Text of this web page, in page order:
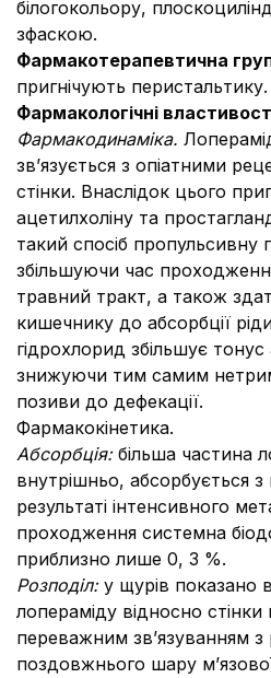
білогокольору,
зфаскою.
Фармакотерапевтична
пригнічують
Фармакологічні
Фармакодинаміка.
зв’язується з опіатними
стінки. Внаслідок цього
ацетилхоліну та
такий спосіб пропульсивну
збільшуючи час
травний тракт, а також
кишечнику до абсорбції
гідрохлорид збільшує
знижуючи тим самим
позиви до дефекації.
Фармакокінетика.
Абсорбція: більша частина
внутрішньо, абсорбується
результаті інтенсивного
проходження системна
приблизно лише 0, 3 %.
Розподіл: у щурів показано
лопераміду відносно
переважним зв’язуванням
поздовжнього шару